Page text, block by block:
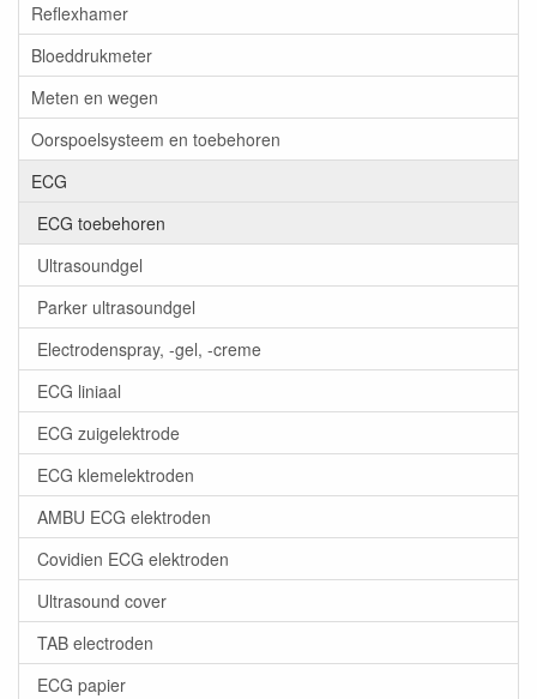
Reflexhamer
Bloeddrukmeter
Meten en wegen
Oorspoelsysteem en toebehoren
ECG
ECG toebehoren
Ultrasoundgel
Parker ultrasoundgel
Electrodenspray, -gel, -creme
ECG liniaal
ECG zuigelektrode
ECG klemelektroden
AMBU ECG elektroden
Covidien ECG elektroden
Ultrasound cover
TAB electroden
ECG papier